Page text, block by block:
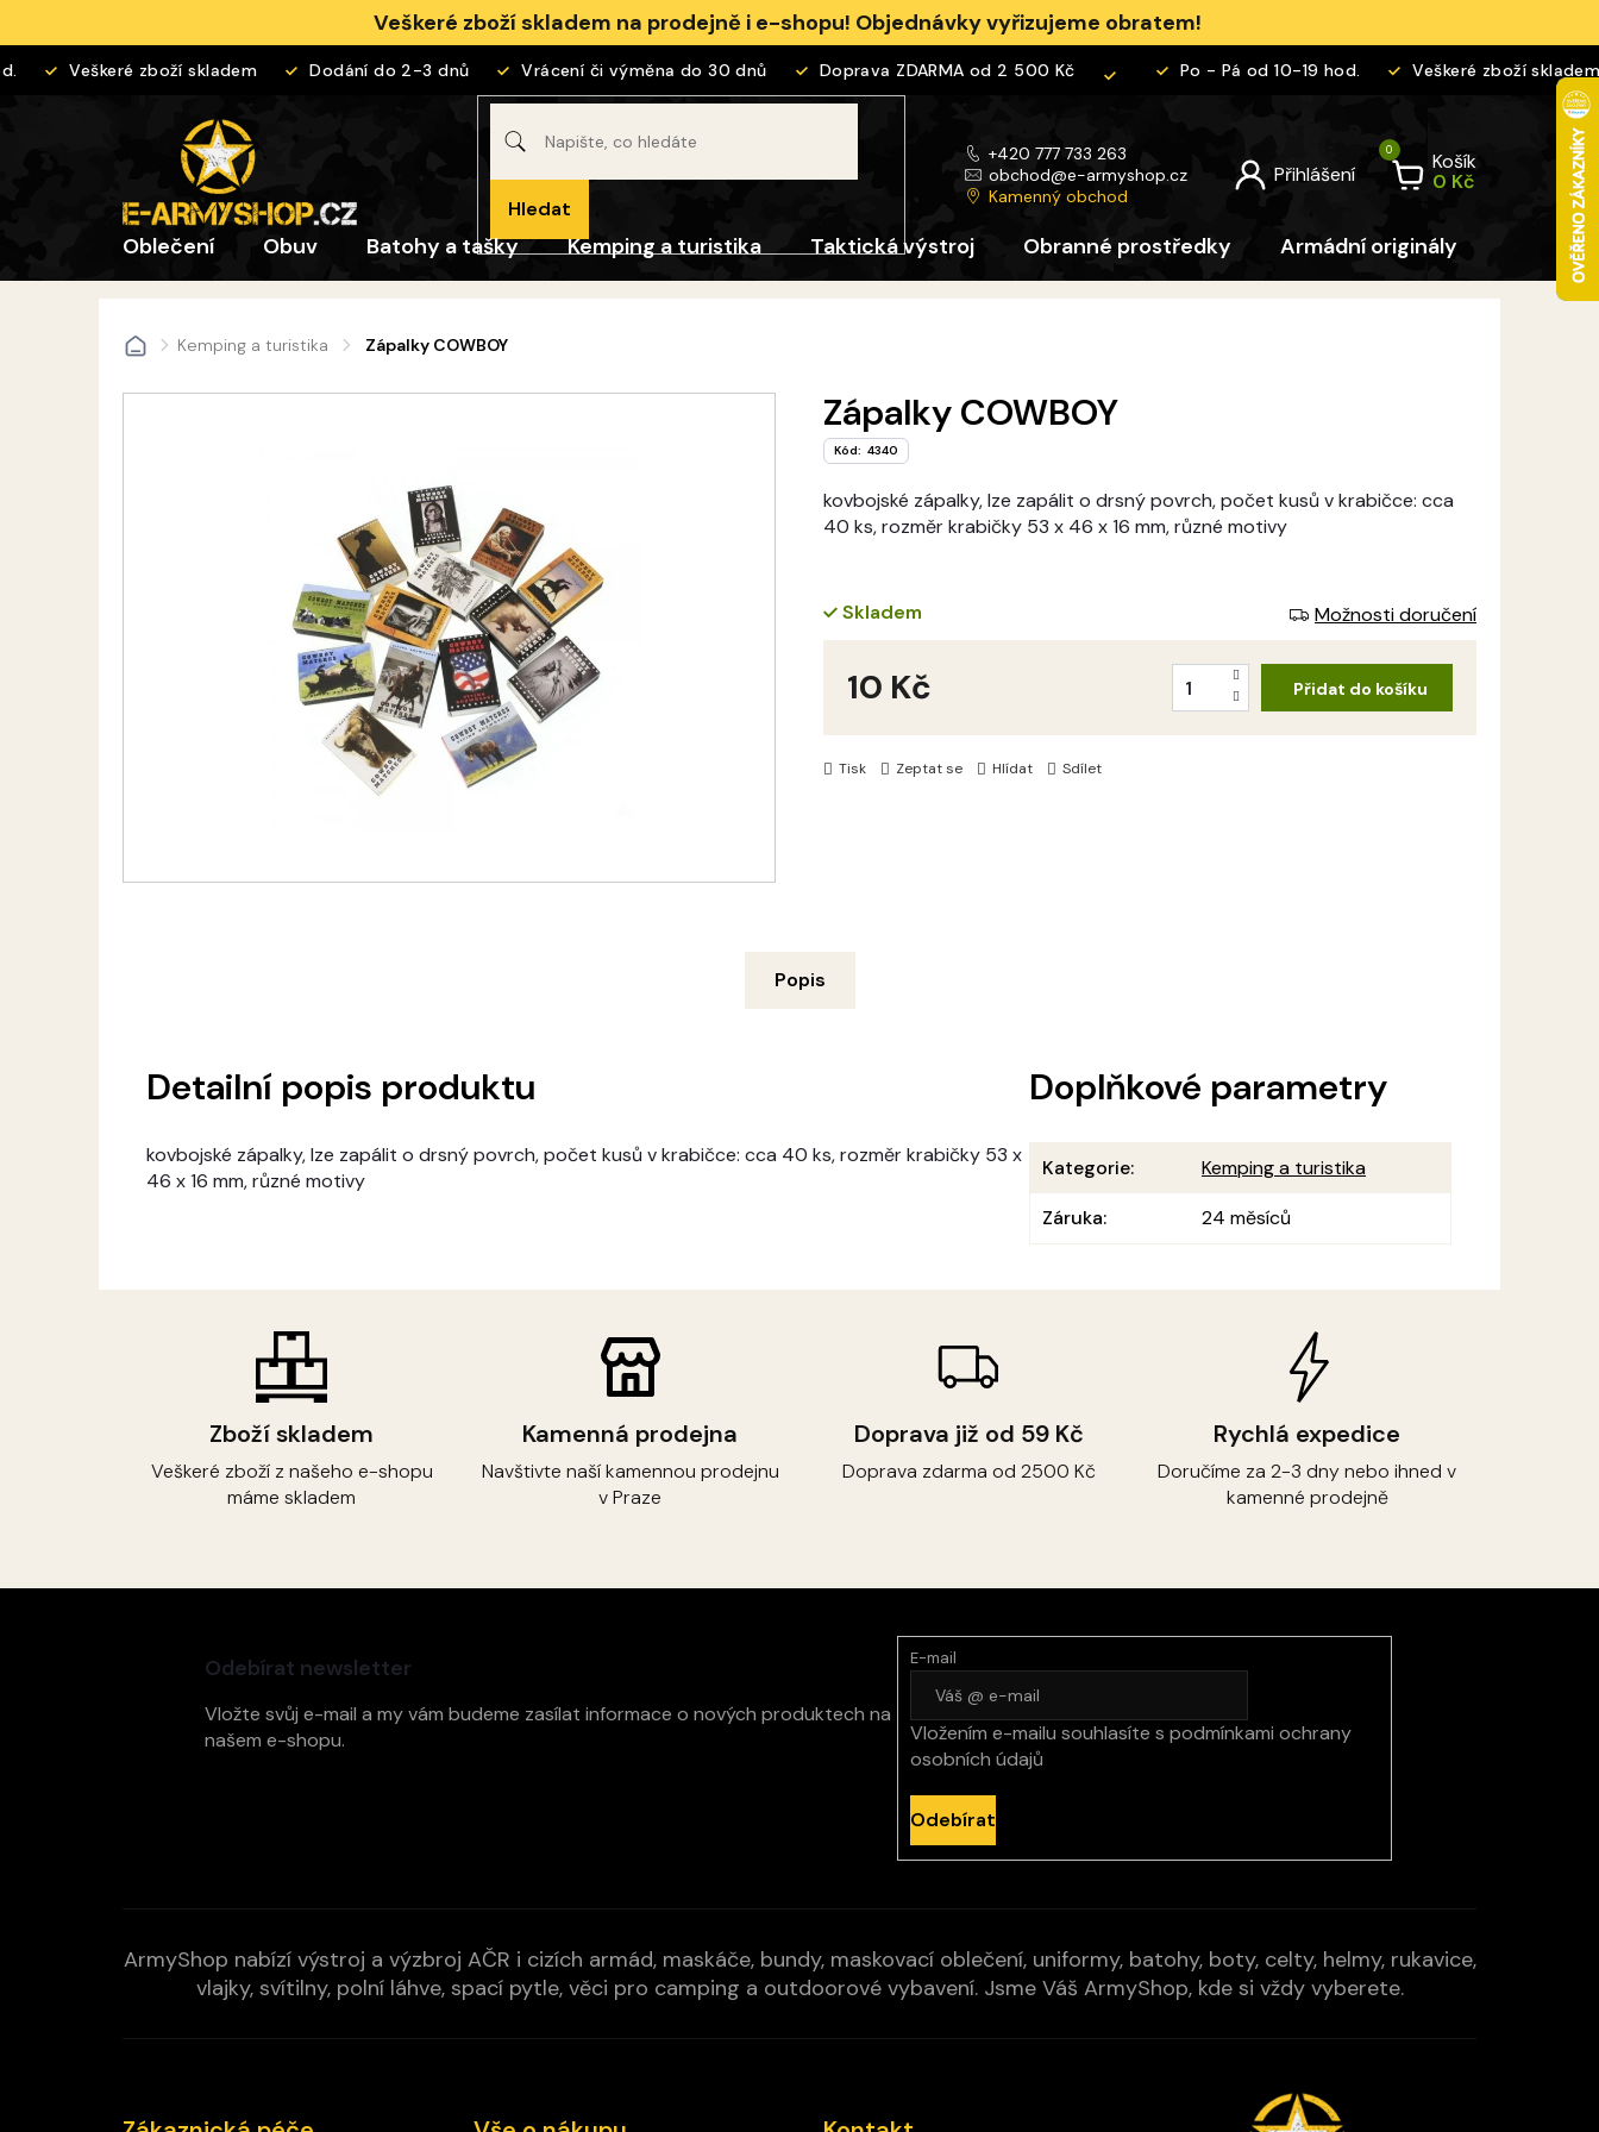
obsah
Veškeré zboží skladem na prodejně i e-shopu! Objednávky vyřizujeme obratem!
Veškeré zboží skladem Dodání do 2-3 dnů Vrácení či výměna do 30 dnů Doprava ZDARMA od 2 500 Kč Po - Pá od 10-19 hod. Veškeré zboží skladem
Hledat
+420 777 733 263
obchod@e-armyshop.cz
Kamenný obchod
Košík
Oblečení Obuv Batohy a tašky Kemping a turistika Taktická výstroj Obranné prostředky Armádní originály Pro děti
DomůKemping a turistika Zápalky COWBOY
kovbojské zápalky, lze zapálit o drsný povrch, počet kusů v krabičce: cca
40 ks, rozměr krabičky 53 x 46 x 16 mm, různé motivy
Tisk Zeptat se Hlídat Sdílet
Zápalky COWBOY
Kód: 4340
Skladem Možnosti doručení
10 Kč Přidat do košíku
Zboží skladem
Veškeré zboží z našeho e-shopu
máme skladem
Kamenná prodejna
Navštivte naší kamennou prodejnu
v Praze
Doprava již od 59 Kč
Doprava zdarma od 2500 Kč
Rychlá expedice
Doručíme za 2-3 dny nebo ihned v
kamenné prodejně
Popis
Detailní popis produktu
kovbojské zápalky, lze zapálit o drsný povrch, počet kusů v krabičce: cca 40 ks, rozměr krabičky 53 x
46 x 16 mm, různé motivy
Doplňkové parametry
Kategorie:
Kemping a turistika
Záruka: 24 měsíců
Odebírat newsletter
Vložte svůj e-mail a my vám budeme zasílat informace o nových produktech na
našem e-shopu.
E-mail
Vložením e-mailu souhlasíte s podmínkami ochrany
osobních údajů
Odebírat
ArmyShop nabízí výstroj a výzbroj AČR i cizích armád, maskáče, bundy, maskovací oblečení, uniformy, batohy, boty, celty, helmy, rukavice,
vlajky, svítilny, polní láhve, spací pytle, věci pro camping a outdoorové vybavení. Jsme Váš ArmyShop, kde si vždy vyberete.